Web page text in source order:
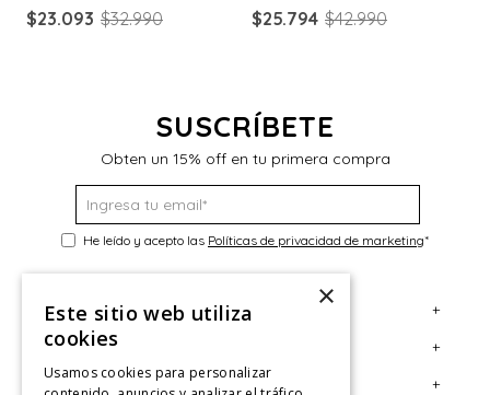
$23.093 $32.990 $25.794 $42.990
SUSCRÍBETE
Obten un 15% off en tu primera compra
He leído y acepto las Políticas de privacidad de marketing*
Servicio al Consumidor +
Centro de Ayuda
Contáctanos
Legal +
Términos y Condiciones
Cuenta +
×
Este sitio web utiliza
cookies
Usamos cookies para personalizar